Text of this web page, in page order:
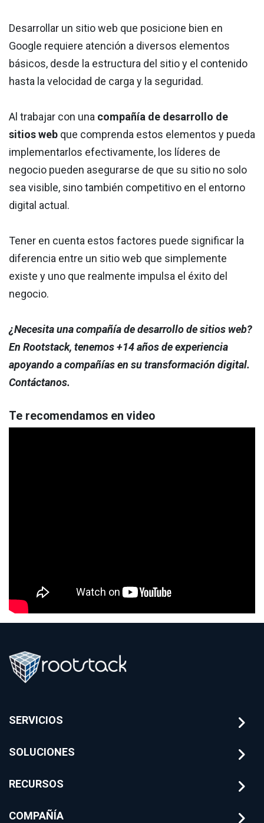
Desarrollar un sitio web que posicione bien en
Google requiere atención a diversos elementos
básicos, desde la estructura del sitio y el contenido
hasta la velocidad de carga y la seguridad.
Al trabajar con una compañía de desarrollo de
sitios web que comprenda estos elementos y pueda
implementarlos efectivamente, los líderes de
negocio pueden asegurarse de que su sitio no solo
sea visible, sino también competitivo en el entorno
digital actual.
Tener en cuenta estos factores puede significar la
diferencia entre un sitio web que simplemente
existe y uno que realmente impulsa el éxito del
negocio.
¿Necesita una compañía de desarrollo de sitios web?
En Rootstack, tenemos +14 años de experiencia
apoyando a compañías en su transformación digital.
Contáctanos.
Te recomendamos en video
SERVICIOS
SOLUCIONES
RECURSOS
COMPAÑÍA